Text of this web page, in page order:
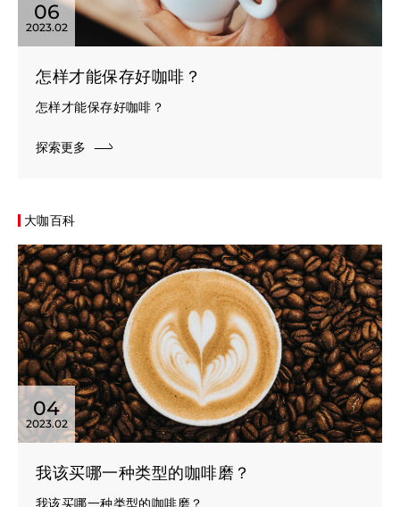
06
2023.02
怎样才能保存好咖啡？
怎样才能保存好咖啡？
探索更多
大咖百科
04
2023.02
我该买哪一种类型的咖啡磨？
我该买哪一种类型的咖啡磨？